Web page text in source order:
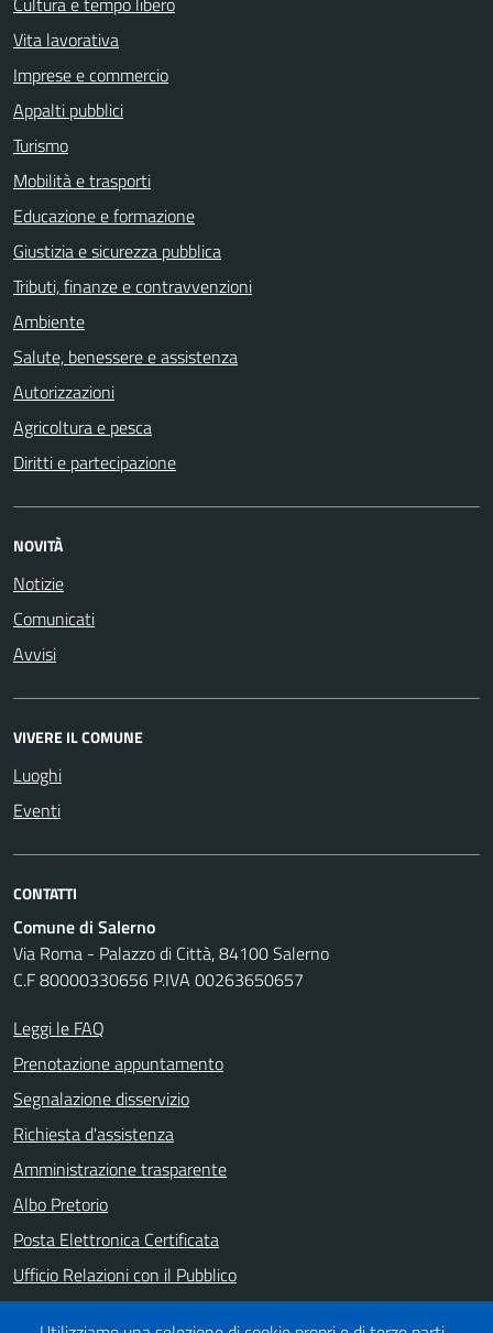
Vita lavorativa
Imprese e commercio
Appalti pubblici
Turismo
Mobilità e trasporti
Educazione e formazione
Giustizia e sicurezza pubblica
Tributi, finanze e contravvenzioni
Ambiente
Salute, benessere e assistenza
Autorizzazioni
Agricoltura e pesca
Diritti e partecipazione
NOVITÀ
Notizie
Comunicati
Avvisi
VIVERE IL COMUNE
Luoghi
Eventi
CONTATTI
Comune di Salerno
Via Roma - Palazzo di Città, 84100 Salerno
C.F 80000330656 P.IVA 00263650657
Leggi le FAQ
Prenotazione appuntamento
Segnalazione disservizio
Richiesta d'assistenza
Amministrazione trasparente
Albo Pretorio
Posta Elettronica Certificata
Ufficio Relazioni con il Pubblico
Note legali